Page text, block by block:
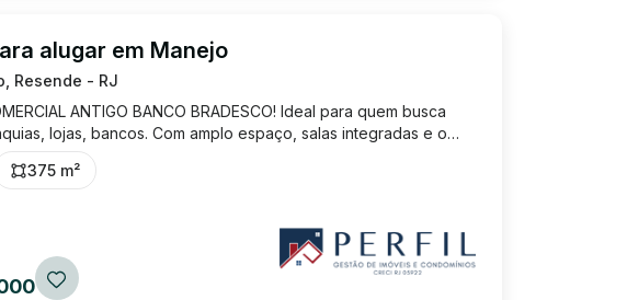
alugar em Manejo
Resende - RJ
ANTIGO BANCO BRADESCO! Ideal para quem busca
lojas, bancos. Com amplo espaço, salas integradas e o
a sua localização no coração do Manejo! A loja tem 375 m2 de
com garagem de mais 375m².
375 m²